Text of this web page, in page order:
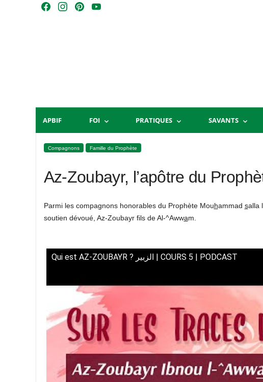
Skip
m
t
Y
APBIF FOI PRATIQUES SAVANTS
Compagnons Famille du Prophète
Az-Zoubayr, l’apôtre du
Parmi les compagnons honorables du Prophète Mouhammad salla
soutien dévoué, Az-Zoubayr fils de Al-^Awwam.
Qui est AZ-ZOUBAYR ? الزبير | COURS 5 | PODCAST